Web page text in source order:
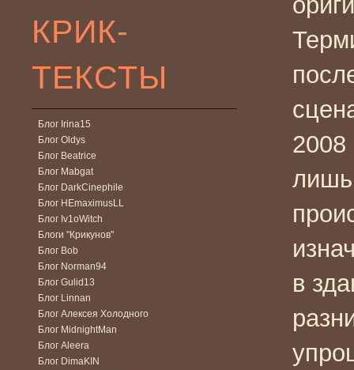
КРИК-
ТЕКСТЫ
Блог Irina15
Блог Oldys
Блог Beatrice
Блог Mabgat
Блог DarkCinephile
Блог HEmaximusLL
Блог Iv1oWitch
Блоги "Крикунов"
Блог Bob
Блог Norman94
Блог Gulid13
Блог Linnan
Блог Алексея Холодного
Блог MidnightMan
Блог Aleera
Блог DimaKIN
2008
лишь
в